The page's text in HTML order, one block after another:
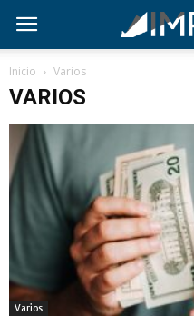
Inicio Varios
VARIOS
Varios